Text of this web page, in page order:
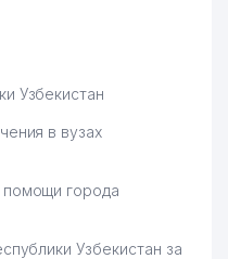
Узбекистан
в вузах
города
Узбекистан за